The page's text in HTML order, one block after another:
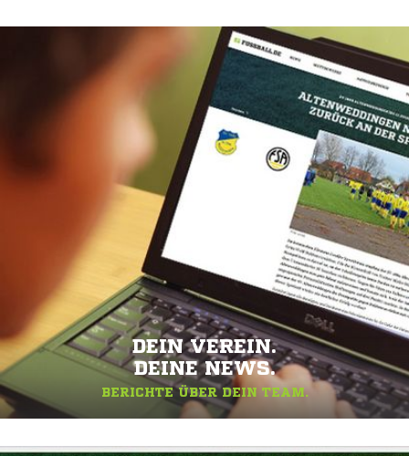
DEIN VEREIN.
DEINE NEWS.
BERICHTE ÜBER DEIN TEAM.